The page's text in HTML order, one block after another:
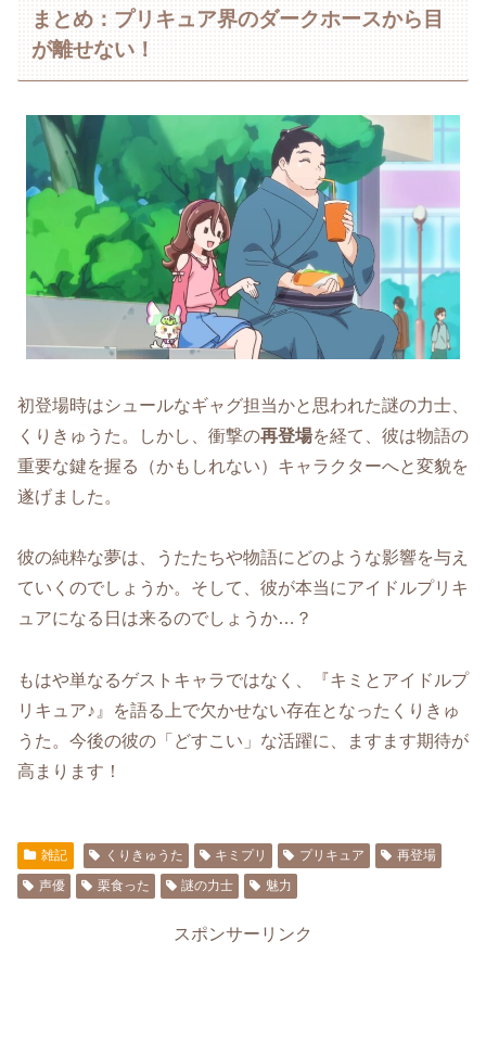
まとめ：プリキュア界のダークホースから目
が離せない！
初登場時はシュールなギャグ担当かと思われた謎の力士、
くりきゅうた。しかし、衝撃の再登場を経て、彼は物語の
重要な鍵を握る（かもしれない）キャラクターへと変貌を
遂げました。
彼の純粋な夢は、うたたちや物語にどのような影響を与え
ていくのでしょうか。そして、彼が本当にアイドルプリキ
ュアになる日は来るのでしょうか…？
もはや単なるゲストキャラではなく、『キミとアイドルプ
リキュア♪』を語る上で欠かせない存在となったくりきゅ
うた。今後の彼の「どすこい」な活躍に、ますます期待が
高まります！
雑記 くりきゅうた キミプリ プリキュア
再登場
声優
栗食った 謎の力士 魅力
スポンサーリンク